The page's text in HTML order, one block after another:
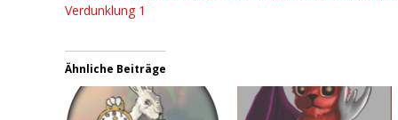
Verdunklung 1
Ähnliche Beiträge